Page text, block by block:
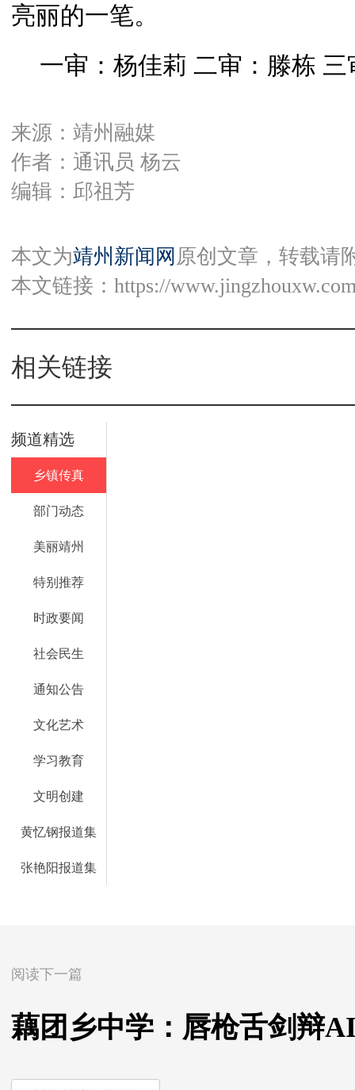
亮丽的一笔。
一审：杨佳莉 二审：滕栋
来源：靖州融媒
作者：通讯员 杨云
编辑：邱祖芳
本文为靖州新闻网 原创文章，转载请
本文链接： https://
相关链接
频道精选
乡镇传真
部门动态
美丽靖州
特别推荐
时政要闻
社会民生
通知公告
文化艺术
学习教育
文明创建
黄忆钢报道集
张艳阳报道集
阅读下一篇
藕团乡中学：唇枪舌剑辩